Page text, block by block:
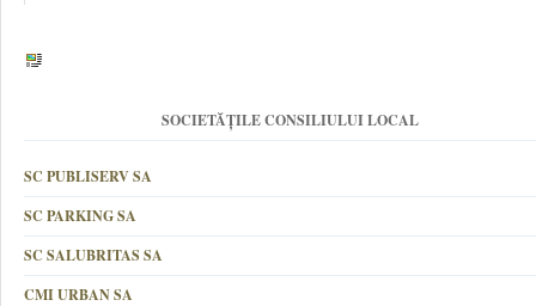
SOCIETĂȚILE CONSILIULUI LOCAL
SC PUBLISERV SA
SC PARKING SA
SC SALUBRITAS SA
CMI URBAN SA